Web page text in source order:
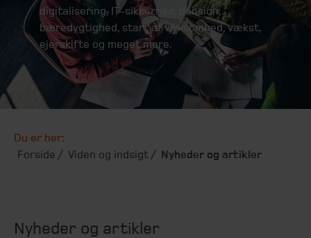
digitalisering, IT-sikkerhed, pension,
bæredygtighed, start af virksomhed, vækst,
ejerskifte og meget mere.
Du er her:
Forside
Viden og indsigt Nyheder og artikler
Nyheder og artikler